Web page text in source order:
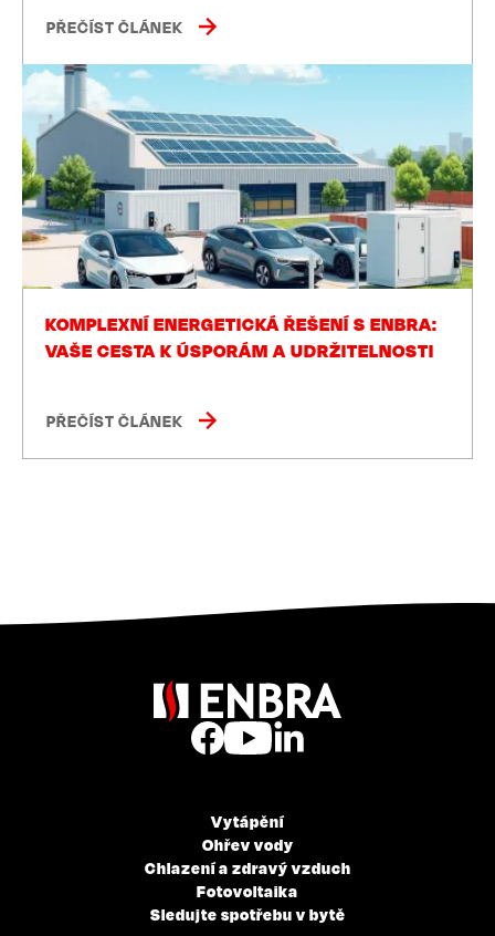
PŘEČÍST ČLÁNEK
KOMPLEXNÍ ENERGETICKÁ ŘEŠENÍ S ENBRA:
VAŠE CESTA K ÚSPORÁM A UDRŽITELNOSTI
PŘEČÍST ČLÁNEK
Vytápění
Ohřev vody
Chlazení a zdravý vzduch
Fotovoltaika
Sledujte spotřebu v bytě